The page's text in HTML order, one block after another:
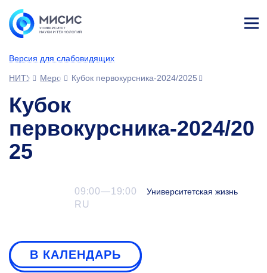
Версия для слабовидящих
НИТУ МИСИСМероприятияКубок первокурсника-2024/2025
Кубок
первокурсника-2024/20
25
09:00—19:00 Университетская жизнь
RU
В КАЛЕНДАРЬ